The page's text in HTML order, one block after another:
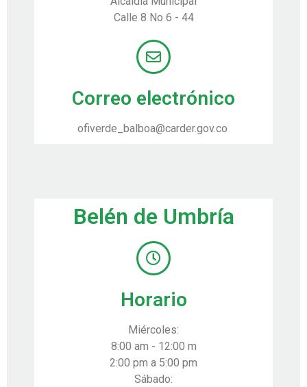
Calle 8 No 6 - 44
Correo electrónico
ofiverde_balboa@carder.gov.co
Belén de Umbría
Horario
Miércoles:
8:00 am - 12:00 m
2:00 pm a 5:00 pm
Sábado: